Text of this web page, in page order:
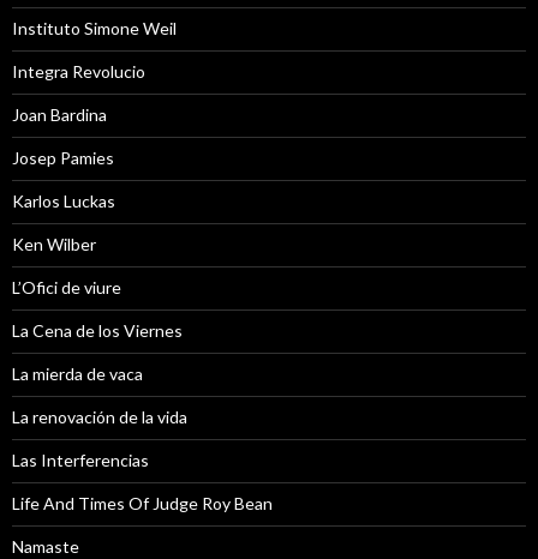
Instituto Simone Weil
Integra Revolucio
Joan Bardina
Josep Pamies
Karlos Luckas
Ken Wilber
L’Ofici de viure
La Cena de los Viernes
La mierda de vaca
La renovación de la vida
Las Interferencias
Life And Times Of Judge Roy Bean
Namaste